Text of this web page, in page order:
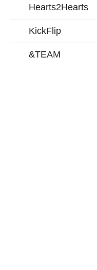
Hearts2Hearts
KickFlip
&TEAM